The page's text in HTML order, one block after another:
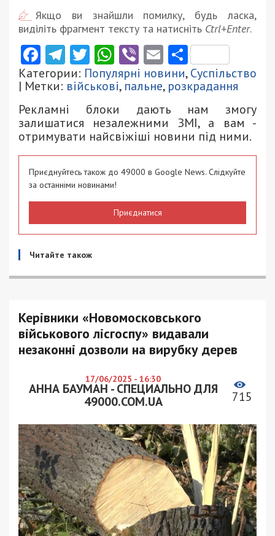
Якщо ви знайшли помилку, будь ласка,
виділіть фрагмент тексту та натисніть Ctrl+Enter.
Facebook
Telegram
Twitter
WhatsApp
ViberEmail
Категории: Популярні новини,Суспільство
| Метки: військові, пальне, розкрадання
Рекламні блоки дають нам змогу
залишатися незалежними ЗМІ, а вам -
отримувати найсвіжіші новини під ними.
Приєднуйтесь також до 49000 в Google News. Слідкуйте
за останніми новинами!
Приєднатися
Читайте також
Керівники «Новомосковського
військового лісгоспу» видавали
незаконні дозволи на вирубку дерев
17/06/2025 - 16:30
АННА БАУМАН - СПЕЦИАЛЬНО ДЛЯ
49000.COM.UA
715